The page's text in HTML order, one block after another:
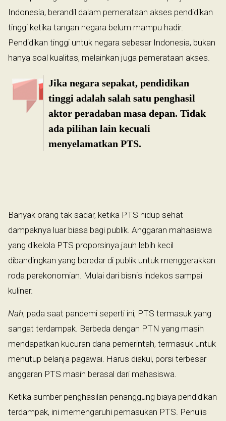
Indonesia, berandil dalam pemerataan akses pendidikan
tinggi ketika tangan negara belum mampu hadir.
Pendidikan tinggi untuk negara sebesar Indonesia, bukan
hanya soal kualitas, melainkan juga pemerataan akses.
Jika negara sepakat, pendidikan
tinggi adalah salah satu penghasil
aktor peradaban masa depan. Tidak
ada pilihan lain kecuali
menyelamatkan PTS.
Banyak orang tak sadar, ketika PTS hidup sehat
dampaknya luar biasa bagi publik. Anggaran mahasiswa
yang dikelola PTS proporsinya jauh lebih kecil
dibandingkan yang beredar di publik untuk menggerakkan
roda perekonomian. Mulai dari bisnis indekos sampai
kuliner.
Nah, pada saat pandemi seperti ini, PTS termasuk yang
sangat terdampak. Berbeda dengan PTN yang masih
mendapatkan kucuran dana pemerintah, termasuk untuk
menutup belanja pagawai. Harus diakui, porsi terbesar
anggaran PTS masih berasal dari mahasiswa.
Ketika sumber penghasilan penanggung biaya pendidikan
terdampak, ini memengaruhi pemasukan PTS. Penulis